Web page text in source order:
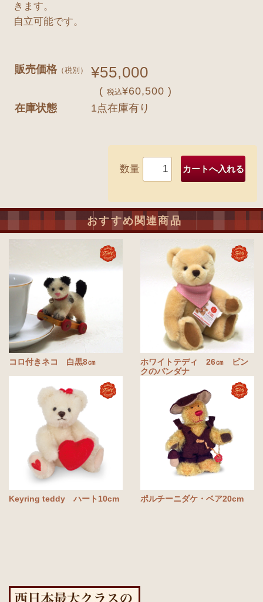
きます。
自立可能です。
販売価格（税別） ¥55,000
(税込¥60,500 )
在庫状態 1点在庫有り
数量
おすすめ関連商品
コロ付きネコ 白黒8㎝
ホワイトテディ 26㎝ ピン
クのバンダナ
Keyring teddy ハート10cm ポルチーニダケ・ベア20cm